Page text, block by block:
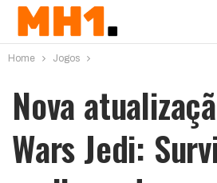
Home Jogos
Nova
Wars Jedi: